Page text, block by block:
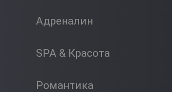
Адреналин
SPA & Красота
Романтика